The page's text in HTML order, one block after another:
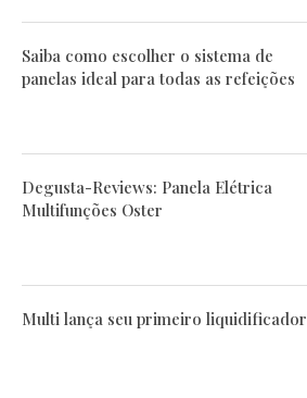
Saiba como escolher o sistema de
panelas ideal para todas as refeições
Degusta-Reviews: Panela Elétrica
Multifunções Oster
Multi lança seu primeiro liquidificador